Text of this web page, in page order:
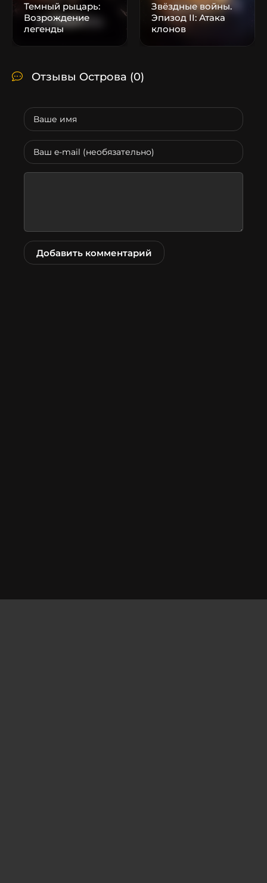
Темный рыцарь:
Возрождение
легенды
Звёздные войны.
Эпизод II: Атака
клонов
Отзывы Острова (0)
Добавить комментарий